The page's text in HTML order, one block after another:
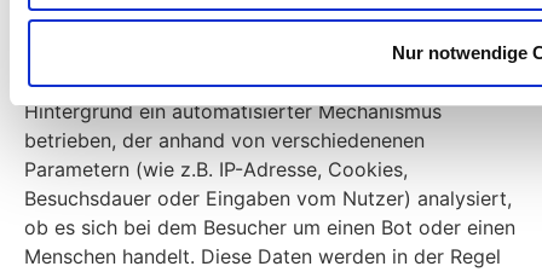
Nur notwendige
Seiten zu verhindern bzw. vorzubeugen, setzen wir
zum Teil den Google-Dienst reCAPTCHA ein. Auf
Seiten, wo reCAPTCHA integriert ist, wird im
Hintergrund ein automatisierter Mechanismus
betrieben, der anhand von verschiedenenen
Parametern (wie z.B. IP-Adresse, Cookies,
Besuchsdauer oder Eingaben vom Nutzer) analysiert,
ob es sich bei dem Besucher um einen Bot oder einen
Menschen handelt. Diese Daten werden in der Regel